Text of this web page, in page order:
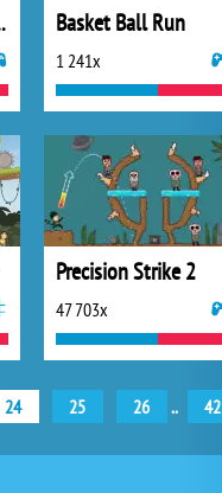
Basket Ball Run
1 241x
Precision Strike 2
47 703x
24 25 26 .. 42